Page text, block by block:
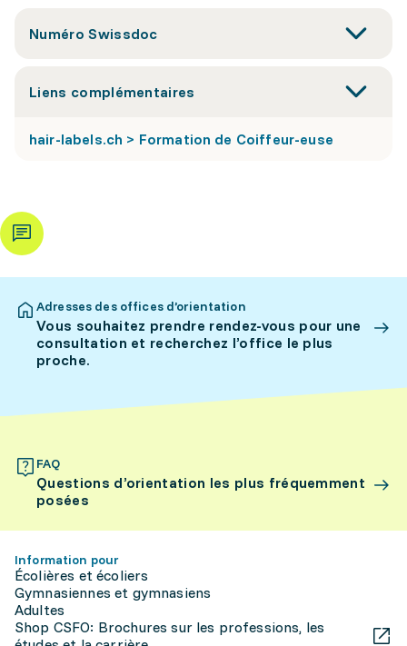
Numéro Swissdoc
Liens complémentaires
hair-labels.ch > Formation de Coiffeur-euse
Adresses des offices d’orientation
Vous souhaitez prendre rendez-vous pour une
consultation et recherchez l’office le plus
proche.
FAQ
Questions d’orientation les plus fréquemment
posées
Information pour
Écolières et écoliers
Gymnasiennes et gymnasiens
Adultes
Shop CSFO: Brochures sur les professions, les